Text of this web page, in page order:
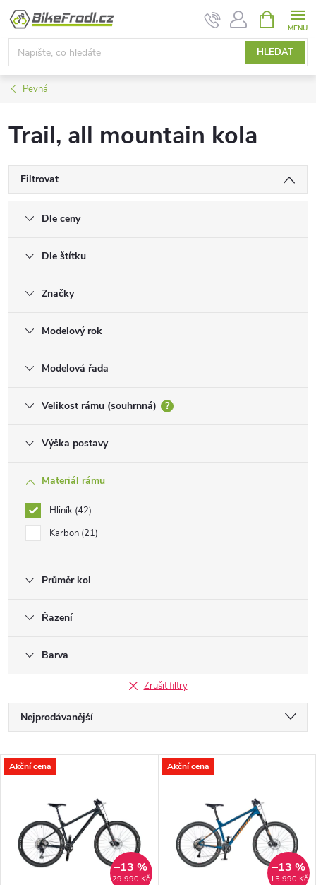
Přejít
obsah
HLEDAT
NÁKUPNÍ
KOŠÍK
Pevná
Trail, all mountain kola
Filtrovat
Dle ceny
Dle štítku
Značky
Modelový rok
Modelová řada
Velikost rámu (souhrnná) ?
Výška postavy
Materiál rámu
Hliník 42
Karbon 21
Průměr kol
Řazení
Barva
Zrušit filtry
Ř
a
e
n
Nejprodávanější
Nejdražší
Abecedně
V
p
Akční cena
29 990 Kč
–13 %
Akční cena
15 990 Kč
–13 %